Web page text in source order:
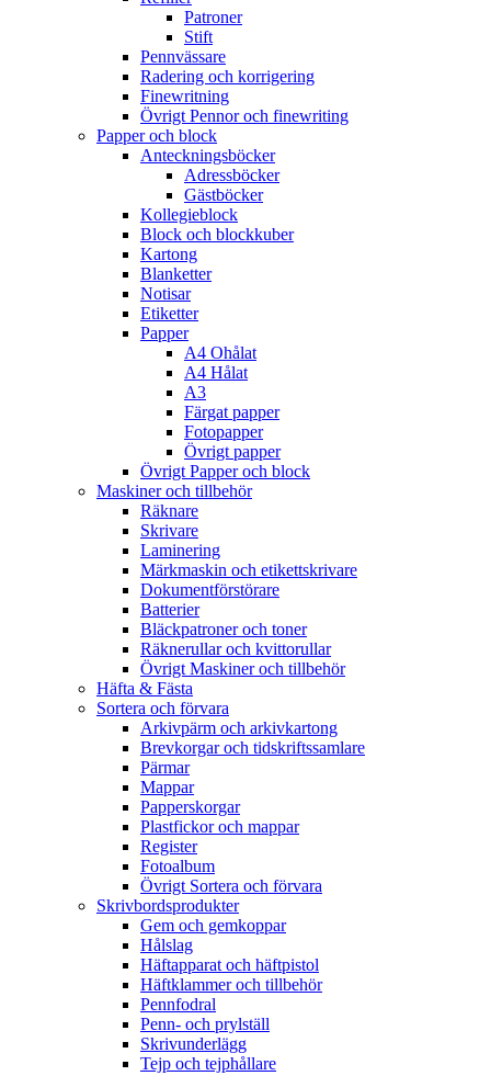
Patroner
Stift
Pennvässare
Radering och korrigering
Finewritning
Övrigt Pennor och finewriting
Papper och block
Anteckningsböcker
Adressböcker
Gästböcker
Kollegieblock
Block och blockkuber
Kartong
Blanketter
Notisar
Etiketter
Papper
A4 Ohålat
A4 Hålat
A3
Färgat papper
Fotopapper
Övrigt papper
Övrigt Papper och block
Maskiner och tillbehör
Räknare
Skrivare
Laminering
Märkmaskin och etikettskrivare
Dokumentförstörare
Batterier
Bläckpatroner och toner
Räknerullar och kvittorullar
Övrigt Maskiner och tillbehör
Häfta & Fästa
Sortera och förvara
Arkivpärm och arkivkartong
Brevkorgar och tidskriftssamlare
Pärmar
Mappar
Papperskorgar
Plastfickor och mappar
Register
Fotoalbum
Övrigt Sortera och förvara
Skrivbordsprodukter
Gem och gemkoppar
Hålslag
Häftapparat och häftpistol
Häftklammer och tillbehör
Pennfodral
Penn- och prylställ
Skrivunderlägg
Tejp och tejphållare